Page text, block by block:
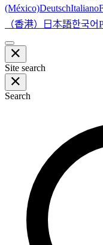
(México)DeutschItaliano
（香港） 日本語한국어
Site search
Search